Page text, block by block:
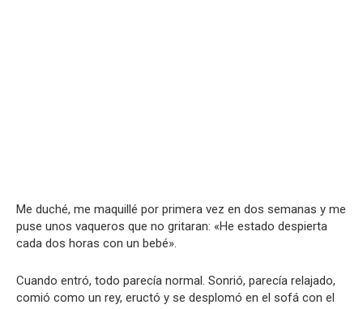
Me duché, me maquillé por primera vez en dos semanas y me
puse unos vaqueros que no gritaran: «He estado despierta
cada dos horas con un bebé».
Cuando entró, todo parecía normal. Sonrió, parecía relajado,
comió como un rey, eructó y se desplomó en el sofá con el